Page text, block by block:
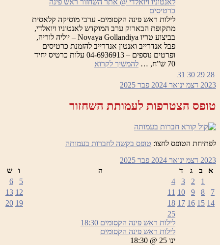
כרטיסים
לילות ראש פינה הקסומים- ערבי מוסיקה קלאסית
מתקופת הבארוק ערב המוקדש לאנטוניו ויואלדי,
בביצוע טריו Novaya Gollandiya – יוליה לוריה,
פבל אנדרייב ואנטון אנדרייב להזמנת כרטיסים
ופרטים נוספים – 04-6936913 עלות כרטיס יחיד
70 ש”ח, …
להמשיך לקרוא
ערב
28
29
30
31
2023 דצמ ינואר 2024 פבר 2025
טופס הצטרפות לעמותת השחזור
לפתיחת הטופס לחצו: טופס בקשה לחברות בעמותה
2023 דצמ ינואר 2024 פבר 2025
א
ב ג ד ה ו
ש
1
2
3
4
5
6
7
8
9
10
11
12
13
14
15
16
17
18
19
20
25
לילות ראש פינה הקסומים 18:30
לילות ראש פינה הקסומים
ינו 25 @ 18:30